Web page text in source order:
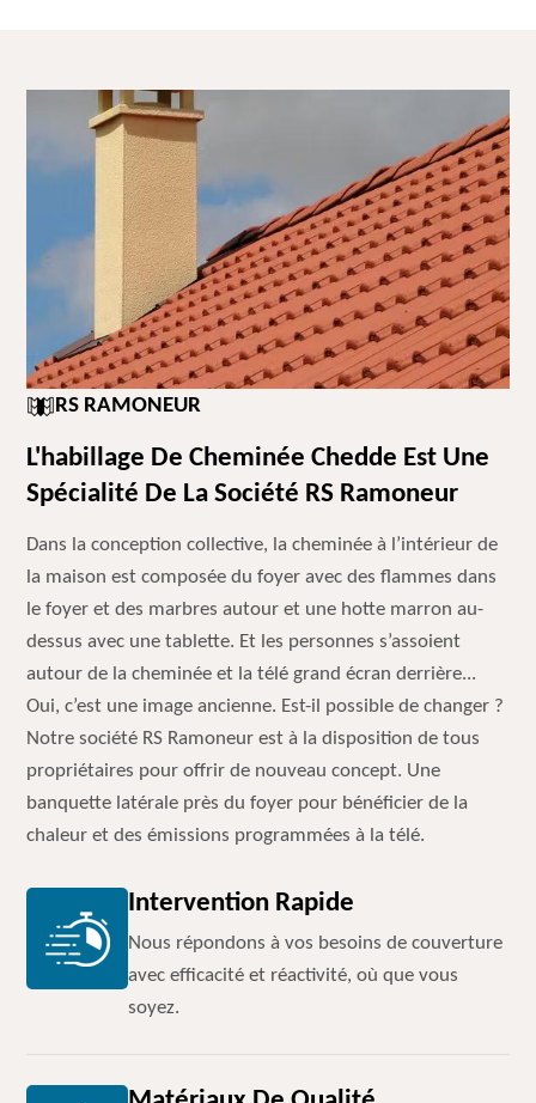
RS RAMONEUR
L'habillage De Cheminée Chedde Est Une
Spécialité De La Société RS Ramoneur
Dans la conception collective, la cheminée à l’intérieur de
la maison est composée du foyer avec des flammes dans
le foyer et des marbres autour et une hotte marron au-
dessus avec une tablette. Et les personnes s’assoient
autour de la cheminée et la télé grand écran derrière...
Oui, c’est une image ancienne. Est-il possible de changer ?
Notre société RS Ramoneur est à la disposition de tous
propriétaires pour offrir de nouveau concept. Une
banquette latérale près du foyer pour bénéficier de la
chaleur et des émissions programmées à la télé.
Intervention Rapide
Nous répondons à vos besoins de couverture
avec efficacité et réactivité, où que vous
soyez.